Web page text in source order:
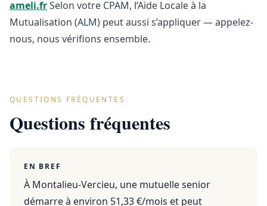
ameli.frSelon votre CPAM, l’Aide Locale à la
Mutualisation (ALM) peut aussi s’appliquer — appelez-
nous, nous vérifions ensemble.
QUESTIONS FRÉQUENTES
Questions fréquentes
EN BREF
À Montalieu-Vercieu, une mutuelle senior
démarre à environ 51,33 €/mois et peut